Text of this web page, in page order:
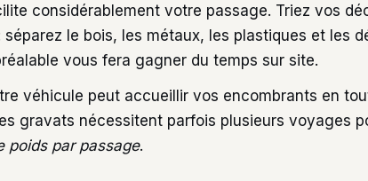
considérablement votre passage. Triez vos
le bois, les métaux, les plastiques et les
vous fera gagner du temps sur site.
véhicule peut accueillir vos encombrants en
gravats nécessitent parfois plusieurs voyages
poids par passage.